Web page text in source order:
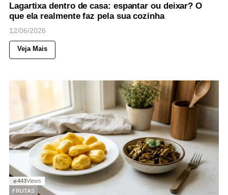
Lagartixa dentro de casa: espantar ou deixar? O
que ela realmente faz pela sua cozinha
12/06/2026
Veja Mais
◉443Views
FRUTAS